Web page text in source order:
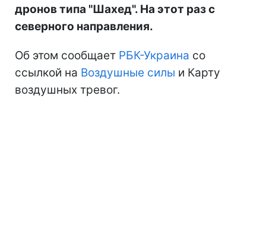
дронов типа "Шахед". На этот раз с
северного направления.
Об этом сообщает РБК-Украина со
ссылкой на Воздушные силы и Карту
воздушных тревог.